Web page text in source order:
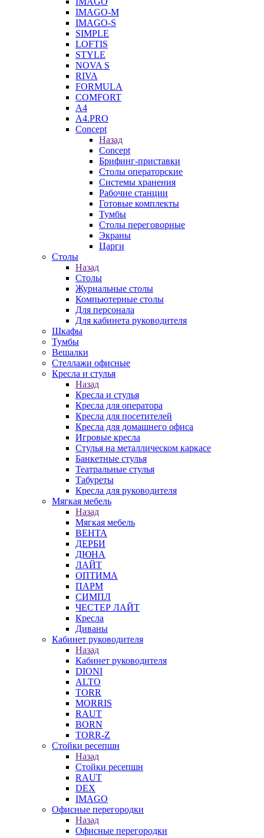
IMAGO-M
IMAGO-S
SIMPLE
LOFTIS
STYLE
NOVA S
RIVA
FORMULA
COMFORT
A4
A4.PRO
Concept
Назад
Concept
Брифинг-приставки
Столы операторские
Системы хранения
Рабочие станции
Готовые комплекты
Тумбы
Столы переговорные
Экраны
Царги
Столы
Назад
Столы
Журнальные столы
Компьютерные столы
Для персонала
Для кабинета руководителя
Шкафы
Тумбы
Вешалки
Стеллажи офисные
Кресла и стулья
Назад
Кресла и стулья
Кресла для оператора
Кресла для посетителей
Кресла для домашнего офиса
Игровые кресла
Стулья на металлическом каркасе
Банкетные стулья
Театральные стулья
Табуреты
Кресла для руководителя
Мягкая мебель
Назад
Мягкая мебель
ВЕНТА
ДЕРБИ
ДЮНА
ЛАЙТ
ОПТИМА
ПАРМ
СИМПЛ
ЧЕСТЕР ЛАЙТ
Кресла
Диваны
Кабинет руководителя
Назад
Кабинет руководителя
DIONI
ALTO
TORR
MORRIS
RAUT
BORN
TORR-Z
Стойки ресепшн
Назад
Стойки ресепшн
RAUT
DEX
IMAGO
Офисные перегородки
Назад
Офисные перегородки